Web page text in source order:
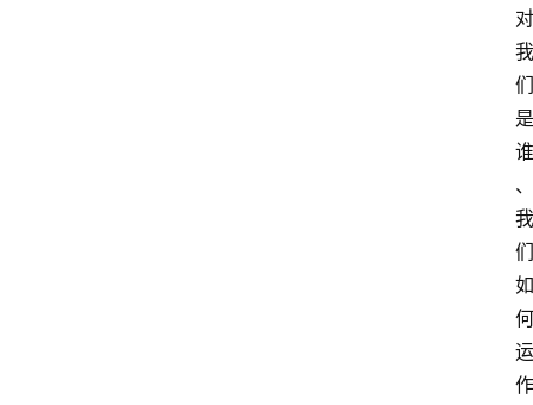
对
我
们
是
谁
、
我
们
如
何
运
作